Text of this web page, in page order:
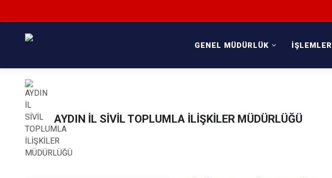
GENEL MÜDÜRLÜK İŞLEMLER
AYDIN İL SİVİL TOPLUMLA İLİŞKİLER MÜDÜRLÜĞÜ